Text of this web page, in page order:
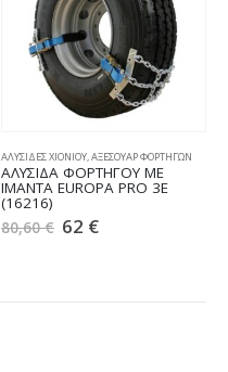
ΑΛΥΣΙΔΕΣ ΧΙΟΝΙΟΥ,ΑΞΕΣΟΥΑΡ ΦΟΡΤΗΓΩΝ
ΑΛΥΣΙΔΑ ΦΟΡΤΗΓΟΥ ΜΕ
ΙΜΑΝΤΑ EUROPA PRO 3E
(16216)
80,60€ 62 €